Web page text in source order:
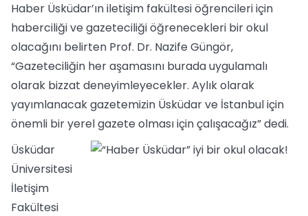
Haber Üsküdar’ın iletişim fakültesi öğrencileri için
haberciliği ve gazeteciliği öğrenecekleri bir okul
olacağını belirten Prof. Dr. Nazife Güngör,
“Gazeteciliğin her aşamasını burada uygulamalı
olarak bizzat deneyimleyecekler. Aylık olarak
yayımlanacak gazetemizin Üsküdar ve İstanbul için
önemli bir yerel gazete olması için çalışacağız” dedi.
Üsküdar
Üniversitesi
İletişim
Fakültesi